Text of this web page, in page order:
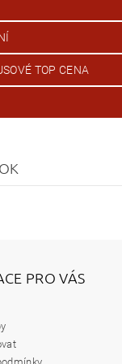
TOP CENA
PRO VÁS